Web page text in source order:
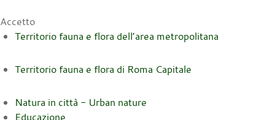
Accetto
Territorio fauna e flora dell’area metropolitana
Territorio fauna e flora di Roma Capitale
Natura in città - Urban nature
Educazione